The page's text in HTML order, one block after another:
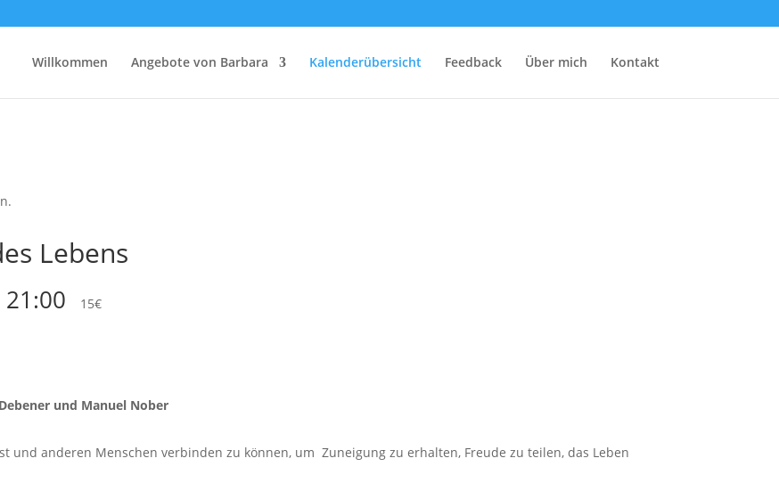
Willkommen Angebote von Barbara Kalenderübersicht Feedback Über mich Kontakt
Lebens
21:00 15€
und Manuel Nober
und anderen Menschen verbinden zu können, um Zuneigung zu erhalten, Freude zu teilen, das Leben